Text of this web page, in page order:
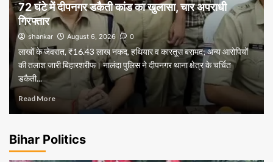
72 घंटे में दीपनगर डकैती कांड का खुलासा, चार अपराधी
गिरफ्तार
shankar August 6, 2026 0
लाखों के जेवरात, ₹16.43 लाख नकद, हथियार व कारतूस बरामद; अन्य आरोपियों
की तलाश जारी बिहारशरीफ। नालंदा पुलिस ने दीपनगर थाना क्षेत्र के चर्चित
डकैती...
Read More
Bihar Politics